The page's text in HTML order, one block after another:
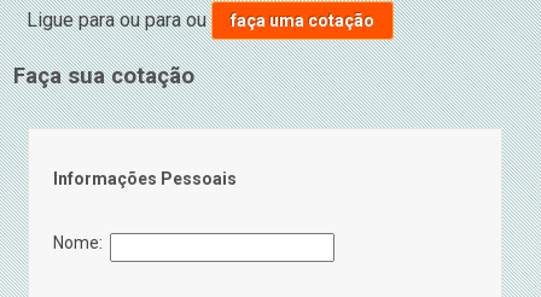
Ligue paraou paraou faça uma cotação
Faça sua cotação
Informações Pessoais
Nome: